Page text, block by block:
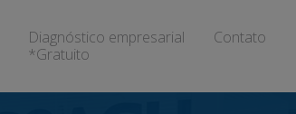
Diagnóstico empresarial
*Gratuito
Contato